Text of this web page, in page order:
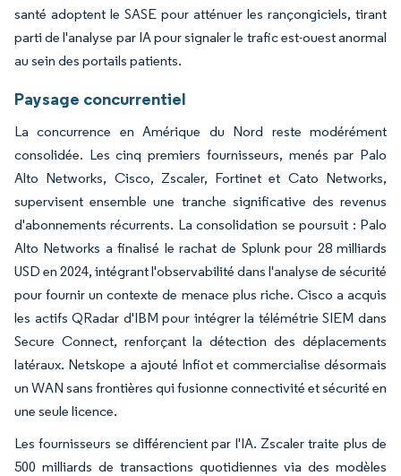
santé adoptent le SASE pour atténuer les rançongiciels, tirant
parti de l'analyse par IA pour signaler le trafic est-ouest anormal
au sein des portails patients.
Paysage concurrentiel
La concurrence en Amérique du Nord reste modérément
consolidée. Les cinq premiers fournisseurs, menés par Palo
Alto Networks, Cisco, Zscaler, Fortinet et Cato Networks,
supervisent ensemble une tranche significative des revenus
d'abonnements récurrents. La consolidation se poursuit : Palo
Alto Networks a finalisé le rachat de Splunk pour 28 milliards
USD en 2024, intégrant l'observabilité dans l'analyse de sécurité
pour fournir un contexte de menace plus riche. Cisco a acquis
les actifs QRadar d'IBM pour intégrer la télémétrie SIEM dans
Secure Connect, renforçant la détection des déplacements
latéraux. Netskope a ajouté Infiot et commercialise désormais
un WAN sans frontières qui fusionne connectivité et sécurité en
une seule licence.
Les fournisseurs se différencient par l'IA. Zscaler traite plus de
500 milliards de transactions quotidiennes via des modèles